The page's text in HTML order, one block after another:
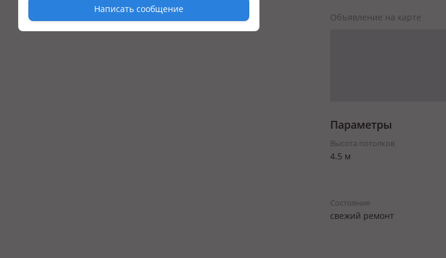
Написать сообщение
Объявление на карте
Параметры
Высота потолков
4.5 м
Состояние
cвежий ремонт